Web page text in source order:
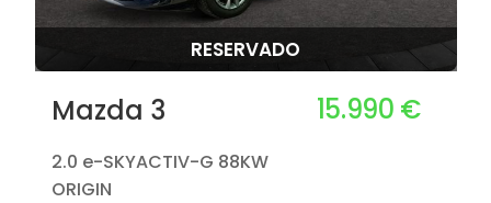
RESERVADO
Mazda 3
2.0 e-SKYACTIV-G 88KW
ORIGIN
15.990 €